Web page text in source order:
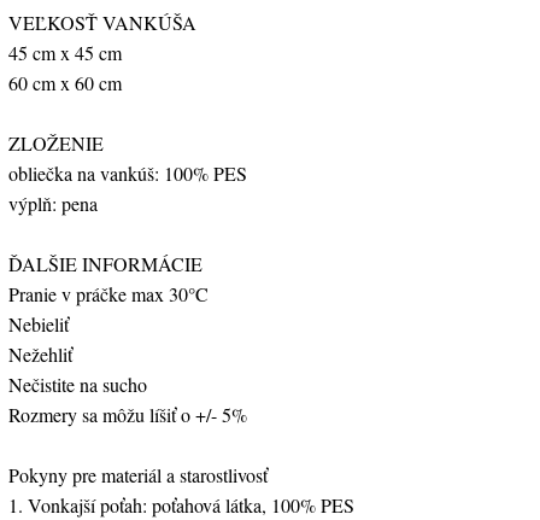
VEĽKOSŤ VANKÚŠA
45 cm x 45 cm
60 cm x 60 cm
ZLOŽENIE
obliečka na vankúš: 100% PES
výplň: pena
ĎALŠIE INFORMÁCIE
Pranie v práčke max 30°C
Nebieliť
Nežehliť
Nečistite na sucho
Rozmery sa môžu líšiť o +/- 5%
Pokyny pre materiál a starostlivosť
1. Vonkajší poťah: poťahová látka, 100% PES